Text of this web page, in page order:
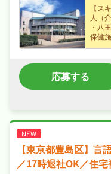
【ス
人（
・八
保健
・パ
時間
・4
など
・社
応募する
【東京都豊島区】
／17時退社OK／住宅